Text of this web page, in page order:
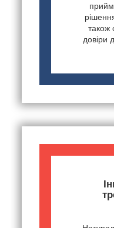
також
довіри